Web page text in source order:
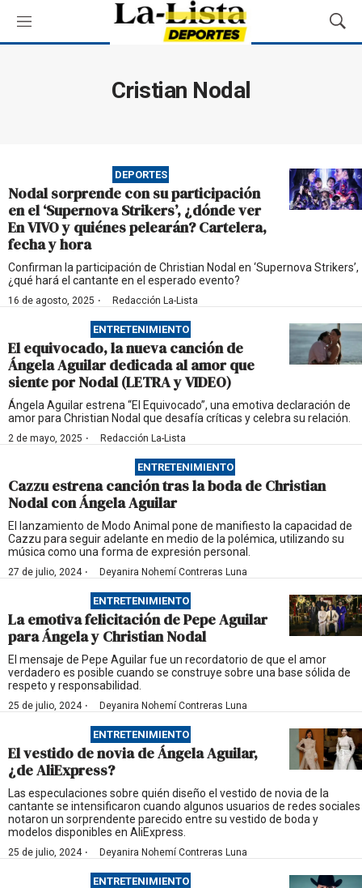
M
e
M
o
ú
s
q
u
a
Cristian Nodal
DEPORTES
Nodal sorprende con su participación
en el ‘Supernova Strikers’, ¿dónde ver
En VIVO y quiénes pelearán? Cartelera,
fecha y hora
Confirman la participación de Christian Nodal en ‘Supernova Strikers’,
¿qué hará el cantante en el esperado evento?
16 de agosto, 2025 · Redacción La-Lista
ENTRETENIMIENTO
El equivocado, la nueva canción de
Ángela Aguilar dedicada al amor que
siente por Nodal (LETRA y VIDEO)
Ángela Aguilar estrena “El Equivocado”, una emotiva declaración de
amor para Christian Nodal que desafía críticas y celebra su relación.
2 de mayo, 2025 · Redacción La-Lista
ENTRETENIMIENTO
Cazzu estrena canción tras la boda de Christian
Nodal con Ángela Aguilar
El lanzamiento de Modo Animal pone de manifiesto la capacidad de
Cazzu para seguir adelante en medio de la polémica, utilizando su
música como una forma de expresión personal.
27 de julio, 2024· Deyanira Nohemí Contreras Luna
ENTRETENIMIENTO
La emotiva felicitación de Pepe Aguilar
para Ángela y Christian Nodal
El mensaje de Pepe Aguilar fue un recordatorio de que el amor
verdadero es posible cuando se construye sobre una base sólida de
respeto y responsabilidad.
25 de julio, 2024· Deyanira Nohemí Contreras Luna
ENTRETENIMIENTO
El vestido de novia de Ángela Aguilar,
¿de AliExpress?
Las especulaciones sobre quién diseño el vestido de novia de la
cantante se intensificaron cuando algunos usuarios de redes sociales
notaron un sorprendente parecido entre su vestido de boda y
modelos disponibles en AliExpress.
25 de julio, 2024· Deyanira Nohemí Contreras Luna
ENTRETENIMIENTO